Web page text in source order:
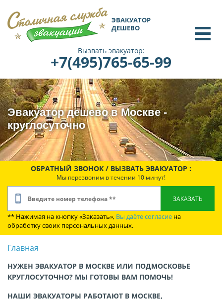
ЭВАКУАТОР
ДЕШЕВО
Вызвать эвакуатор:
+7(495)765-65-99
Эвакуатор дешево в Москве -
круглосуточно
ОБРАТНЫЙ ЗВОНОК / ВЫЗВАТЬ ЭВАКУАТОР :
Мы перезвоним в течении 10 минут!
** Нажимая на кнопку «Заказать», Вы даёте согласие на
обработку своих персональных данных.
Главная
НУЖЕН ЭВАКУАТОР В МОСКВЕ ИЛИ ПОДМОСКОВЬЕ
КРУГЛОСУТОЧНО? МЫ ГОТОВЫ ВАМ ПОМОЧЬ!
НАШИ ЭВАКУАТОРЫ РАБОТАЮТ В МОСКВЕ,